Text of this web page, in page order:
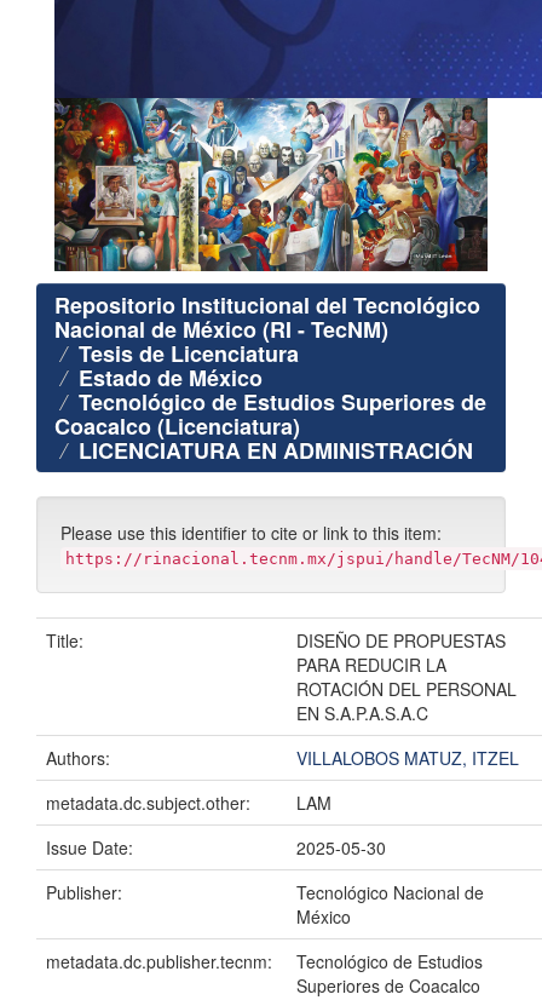
Repositorio Institucional del Tecnológico
Nacional de México (RI - TecNM)
Tesis de Licenciatura
Estado de México
Tecnológico de Estudios Superiores de
Coacalco (Licenciatura)
LICENCIATURA EN ADMINISTRACIÓN
Please use this identifier to cite or link to this item:
https://rinacional.tecnm.mx/jspui/handle/TecNM/
Title:
DISEÑO DE PROPUESTAS
PARA REDUCIR LA
ROTACIÓN DEL PERSONAL
EN S.A.P.A.S.A.C
Authors:
VILLALOBOS MATUZ, ITZEL
metadata.dc.subject.other:
LAM
Issue Date:
2025-05-30
Publisher:
Tecnológico Nacional de
México
metadata.dc.publisher.tecnm:
Tecnológico de Estudios
Superiores de Coacalco